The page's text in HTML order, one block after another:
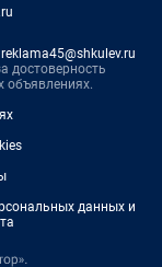
reklama45@shkulev.ru
достоверность
объявлениях.
данных и